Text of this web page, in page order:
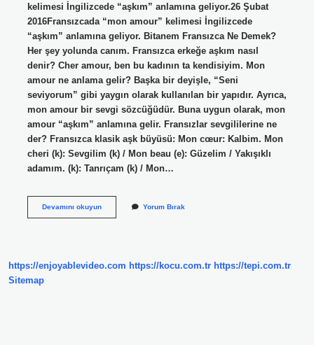
kelimesi İngilizcede “aşkım” anlamına geliyor.26 Şubat
2016Fransızcada “mon amour” kelimesi İngilizcede
“aşkım” anlamına geliyor. Bitanem Fransızca Ne Demek?
Her şey yolunda canım. Fransızca erkeğe aşkım nasıl
denir? Cher amour, ben bu kadının ta kendisiyim. Mon
amour ne anlama gelir? Başka bir deyişle, “Seni
seviyorum” gibi yaygın olarak kullanılan bir yapıdır. Ayrıca,
mon amour bir sevgi sözcüğüdür. Buna uygun olarak, mon
amour “aşkım” anlamına gelir. Fransızlar sevgililerine ne
der? Fransızca klasik aşk büyüsü: Mon cœur: Kalbim. Mon
cheri (k): Sevgilim (k) / Mon beau (e): Güzelim / Yakışıklı
adamım. (k): Tanrıçam (k) / Mon…
Devamını okuyunFransızca
Yorum Bırak
https://enjoyablevideo.com https://kocu.com.tr https://tepi.com.tr
Sitemap